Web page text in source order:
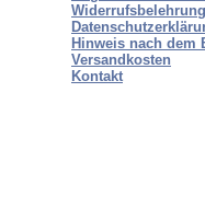
Hinweis nach dem
Versandkosten
Kontakt